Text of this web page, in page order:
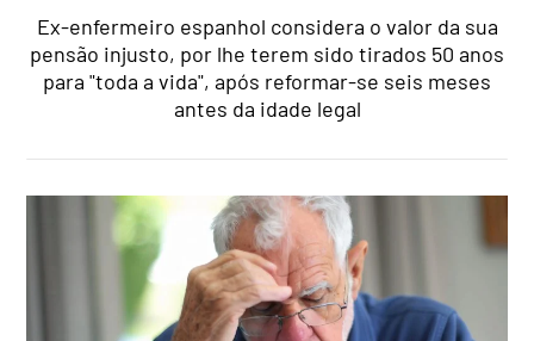
Ex-enfermeiro espanhol considera o valor da sua
pensão injusto, por lhe terem sido tirados 50 anos
para "toda a vida", após reformar-se seis meses
antes da idade legal